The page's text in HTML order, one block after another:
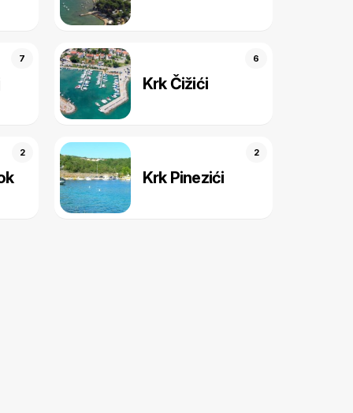
7
Krk Čižići
6
2
Krk Pinezići
2